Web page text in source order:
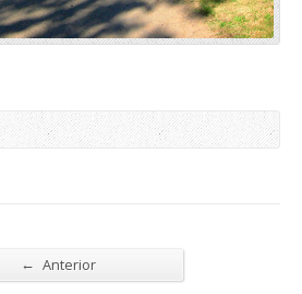
← Anterior